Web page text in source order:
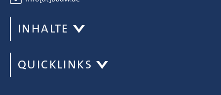
INHALTE
QUICKLINKS